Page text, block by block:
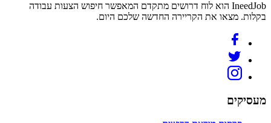
IneedJob הוא לוח דרושים מתקדם המאפשר חיפוש הצעות עבודה
בקלות. מצאו את הקריירה החדשה שלכם היום.
מעסיקים